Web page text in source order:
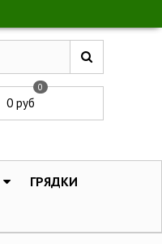
0
0 руб
ГРЯДКИ